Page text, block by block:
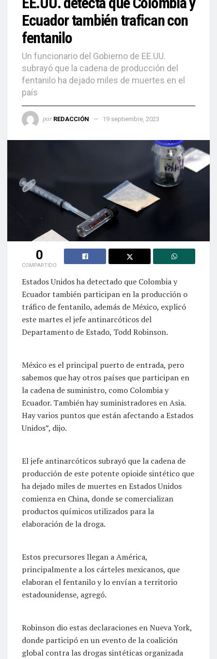
Ecuador también trafican con
fentanilo
Un funcionario del Gobierno de EE.UU.
subrayó que la cadena de producción del
fentanilo ha dejado miles de muertes en el
país
por REDACCIÓN 19 septiembre, 2023
0
COMPARTIDO
Estados Unidos ha detectado que Colombia y
Ecuador también participan en la producción o
tráfico de fentanilo, además de México, explicó
este martes el jefe antinarcóticos del
Departamento de Estado, Todd Robinson.
México es el principal puerto de entrada, pero
sabemos que hay otros países que participan en
la cadena de suministro, como Colombia y
Ecuador. También hay suministradores en Asia.
Hay varios puntos que están afectando a Estados
Unidos”, dijo.
El jefe antinarcóticos subrayó que la cadena de
producción de este potente opioide sintético que
ha dejado miles de muertes en Estados Unidos
comienza en China, donde se comercializan
productos químicos utilizados para la
elaboración de la droga.
Estos precursores llegan a América,
principalmente a los cárteles mexicanos, que
elaboran el fentanilo y lo envían a territorio
estadounidense, agregó.
Robinson dio estas declaraciones en Nueva York,
donde participó en un evento de la coalición
global contra las drogas sintéticas organizada